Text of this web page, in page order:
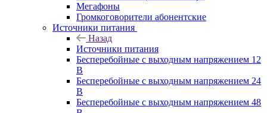
Мегафоны
Громкоговорители абонентские
Источники питания
Назад
Источники питания
Бесперебойные с выходным напряжением 12
В
Бесперебойные с выходным напряжением 24
В
Бесперебойные с выходным напряжением 48